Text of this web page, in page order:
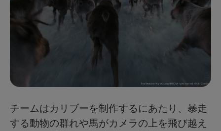
チームはカリブーを制作するにあたり、暴走
する動物の群れや馬がカメラの上を飛び越え